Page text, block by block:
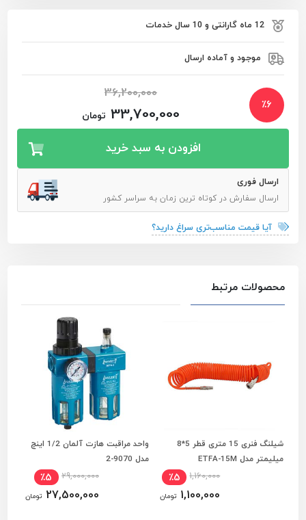
12 ماه گارانتی و 10 سال خدمات
موجود و آماده ارسال
٪6
36,200,000
33,700,000 تومان
افزودن به سبد خرید
ارسال فوری
ارسال سفارش در کوتاه ترین زمان به سراسر کشور
آیا قیمت مناسب‌تری سراغ دارید؟
محصولات مرتبط
افزودن به سبد خرید
شیلنگ فنری 15 متری قطر 5*8
میلیمتر مدل ETFA-15M
1,160,000 ٪5
1,100,000 تومان
افزودن به سبد خرید
واحد مراقبت هازت آلمان 1/2 اینچ
مدل 9070-2
29,000,000 ٪5
27,500,000 تومان